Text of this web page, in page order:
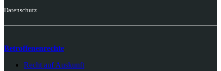
Datenschutz
Betroffenenrechte
Recht auf Auskunft